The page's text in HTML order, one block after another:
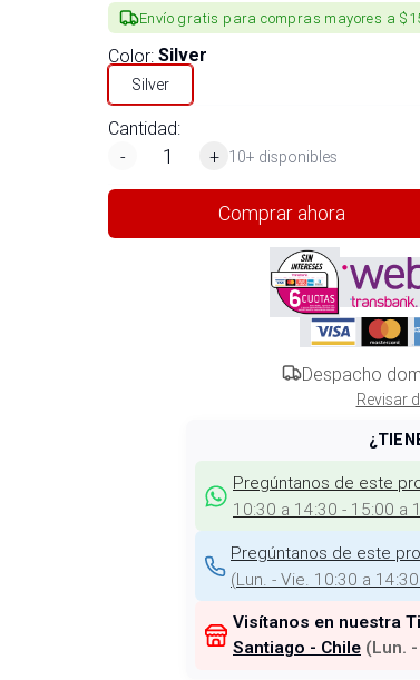
Envío gratis para compras mayores a
Color: Silver
Silver
Cantidad:
-
+ 10+ disponibles
Comprar ahora
Despacho
Revisar
Pregúntanos de este
10:30 a 14:30 - 15:00 a
Pregúntanos de este
(Lun. - Vie. 10:30 a
Visítanos en nuestra
Santiago - Chile (Lun.